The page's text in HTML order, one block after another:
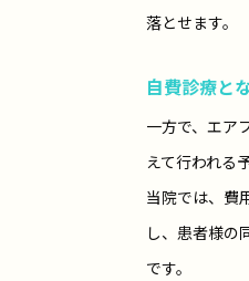
落とせます。
自費診療と
一方で、エア
えて行われる
当院では、費
し、患者様の
です。